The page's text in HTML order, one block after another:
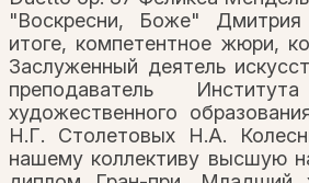
"Воскресни, Боже" Дмитрия
итоге, компетентное жюри,
Заслуженный деятель
преподаватель
художественного
Н.Г. Столетовых Н.А.
нашему коллективу высшую